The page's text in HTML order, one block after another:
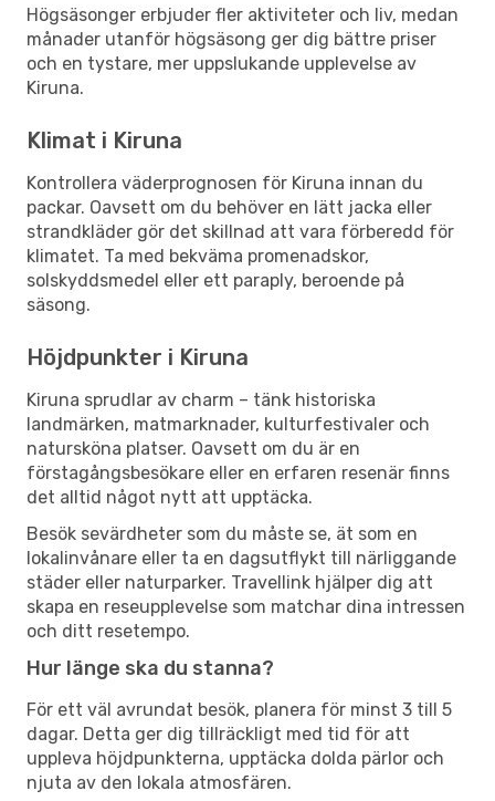
Högsäsonger erbjuder fler aktiviteter och liv, medan
månader utanför högsäsong ger dig bättre priser
och en tystare, mer uppslukande upplevelse av
Kiruna.
Klimat i Kiruna
Kontrollera väderprognosen för Kiruna innan du
packar. Oavsett om du behöver en lätt jacka eller
strandkläder gör det skillnad att vara förberedd för
klimatet. Ta med bekväma promenadskor,
solskyddsmedel eller ett paraply, beroende på
säsong.
Höjdpunkter i Kiruna
Kiruna sprudlar av charm – tänk historiska
landmärken, matmarknader, kulturfestivaler och
natursköna platser. Oavsett om du är en
förstagångsbesökare eller en erfaren resenär finns
det alltid något nytt att upptäcka.
Besök sevärdheter som du måste se, ät som en
lokalinvånare eller ta en dagsutflykt till närliggande
städer eller naturparker. Travellink hjälper dig att
skapa en reseupplevelse som matchar dina intressen
och ditt resetempo.
Hur länge ska du stanna?
För ett väl avrundat besök, planera för minst 3 till 5
dagar. Detta ger dig tillräckligt med tid för att
uppleva höjdpunkterna, upptäcka dolda pärlor och
njuta av den lokala atmosfären.